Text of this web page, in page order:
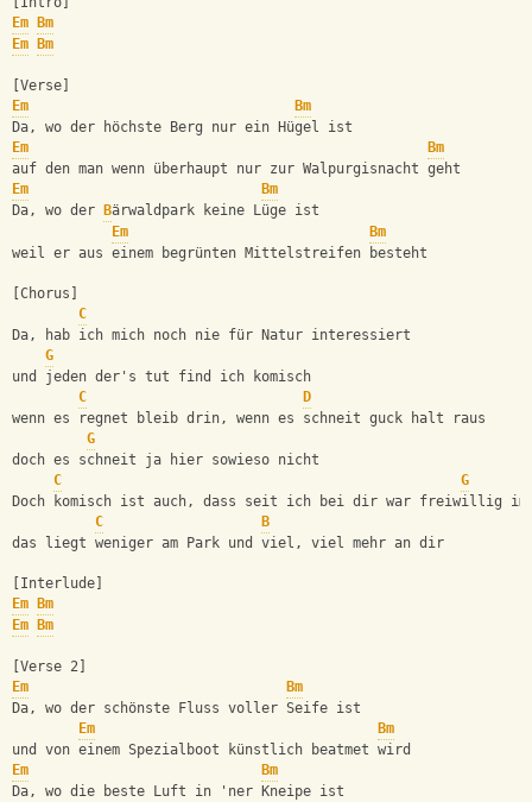
Em
Bm
Em
Bm
[Verse]
Em
Bm
Da, wo der höchste Berg nur ein Hügel ist
Em
Bm
auf den man wenn überhaupt nur zur Walpurgisnacht geht
Em
Bm
Da, wo der
Bärwaldpark keine Lüge ist
Em
Bm
weil er aus einem begrünten Mittelstreifen besteht
[Chorus]
C
Da, hab ich mich noch nie für Natur interessiert
G
und jeden der's tut find ich komisch
C
D
wenn es regnet bleib drin, wenn es schneit guck halt raus
G
doch es schneit ja hier sowieso nicht
C
G
Doch komisch ist auch, dass seit ich bei dir war freiwillig im
C
B
das liegt weniger am Park und viel, viel mehr an dir
[Interlude]
Em
Bm
Em
Bm
[Verse 2]
Em
Bm
Da, wo der schönste Fluss voller Seife ist
Em
Bm
und von einem Spezialboot künstlich beatmet wird
Em
Bm
Da, wo die beste Luft in 'ner Kneipe ist